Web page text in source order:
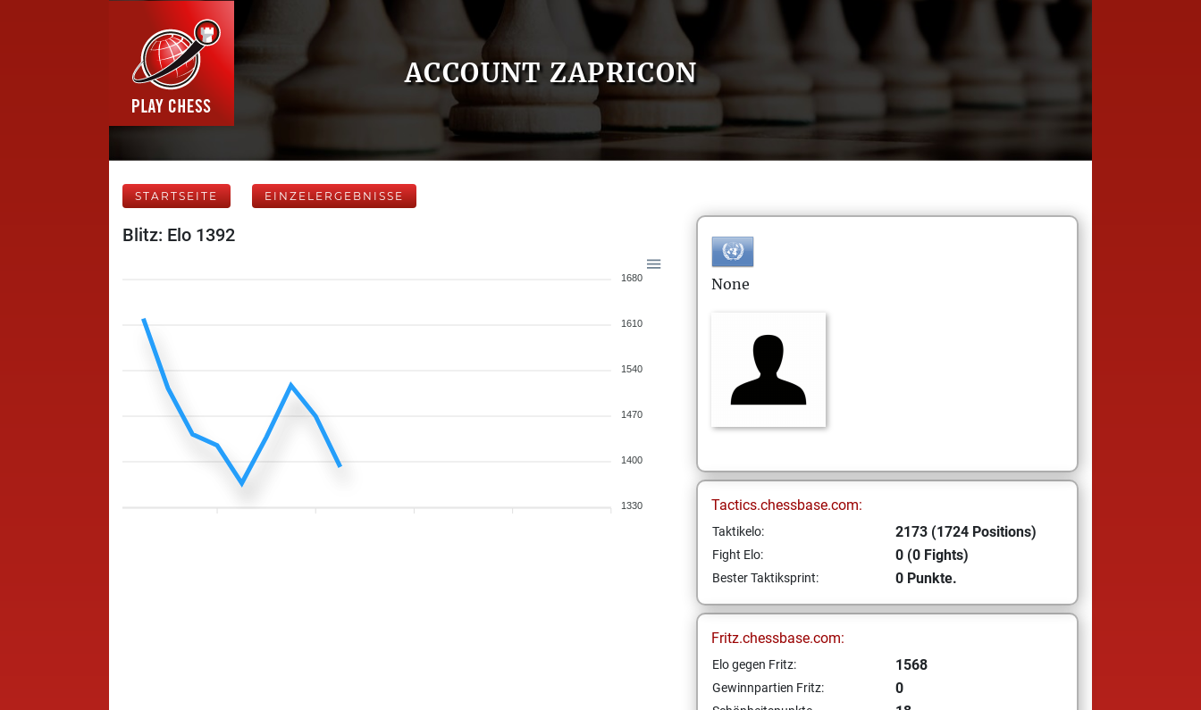
ACCOUNT ZAPRICON
STARTSEITE EINZELERGEBNISSE
Blitz: Elo 1392
1680
1610
1540
1470
1400
1330
None
Tactics.chessbase.com:
Taktikelo: 2173 (1724 Positions)
Fight Elo: 0 (0 Fights)
Bester Taktiksprint: 0 Punkte.
Fritz.chessbase.com:
Elo gegen Fritz: 1568
Gewinnpartien Fritz: 0